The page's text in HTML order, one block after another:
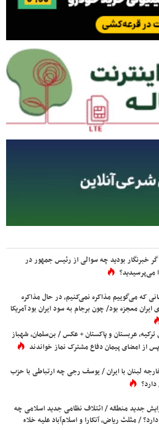
خبرنگار بودید چه سوالی از رئیس جمهور در
که می‌گوییم مذاکره نمی‌کنیم، در حال مذاکره
ایران معجزه بود/ چون برجام به سود ایران بود آمریکا
عربستان و پاکستان + عکس / بن‌سلمان، شهباز
از امضای پیمان دفاع مشترک نماز خواندند
لبنان با ایران / یوسف رجی چه ارتباطی با حزب
جدید منطقه / ائتلاف نظامی جدید اسلامی چه
/ مثلث ریاض، آنکارا و اسلام‌آباد علیه خلاء